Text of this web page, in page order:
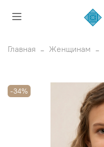
Главная Женщинам
-34%